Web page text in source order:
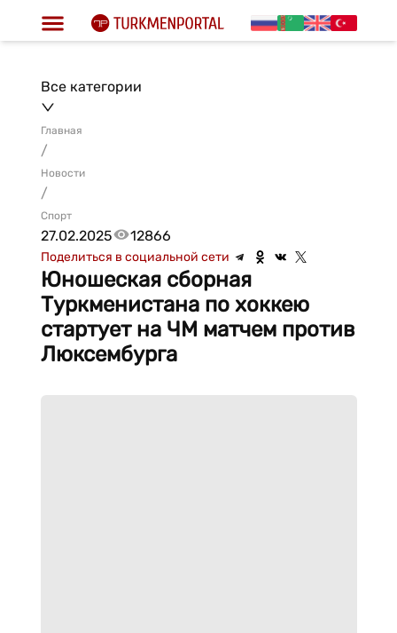
Все категории
Главная
/
Новости
/
Спорт
27.02.2025 12866
Поделиться в социальной сети
Юношеская сборная
Туркменистана по хоккею
стартует на ЧМ матчем против
Люксембурга